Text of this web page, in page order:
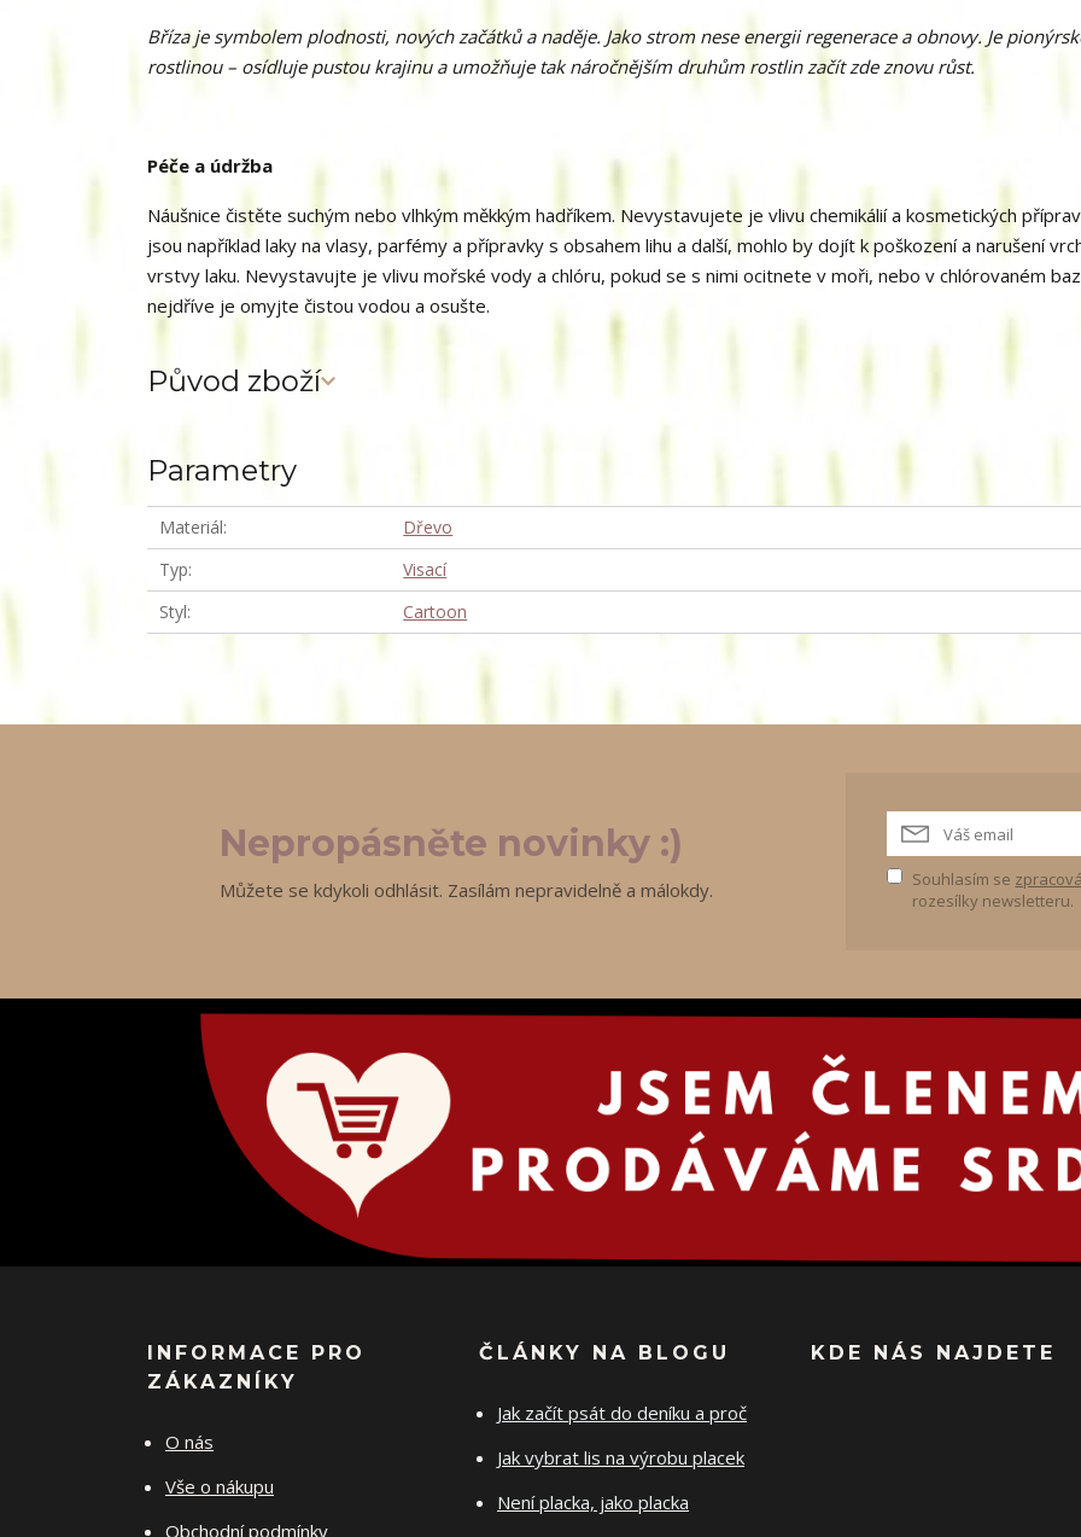
Bříza je symbolem plodnosti, nových začátků a naděje. Jako strom nese energii regenerace a obnovy. Je
rostlinou – osídluje pustou krajinu a umožňuje tak náročnějším druhům rostlin začít zde znovu růst.
Péče a údržba
Náušnice čistěte suchým nebo vlhkým měkkým hadříkem. Nevystavujete je vlivu chemikálií a kosmetických
jsou například laky na vlasy, parfémy a přípravky s obsahem lihu a další, mohlo by dojít k poškození a narušení
vrstvy laku. Nevystavujte je vlivu mořské vody a chlóru, pokud se s nimi ocitnete v moři, nebo v chlórovaném
nejdříve je omyjte čistou vodou a osušte.
Původ zboží
Parametry
Materiál
Dřevo
Typ
Visací
Styl
Cartoon
Nepropásněte novinky :)
Můžete se kdykoli odhlásit. Zasílám nepravidelně a málokdy. Souhlasím se
rozesílky newsletteru.
INFORMACE PRO
ZÁKAZNÍKY
O nás
Vše o nákupu
Obchodní podmínky
ČLÁNKY NA BLOGU
Jak začít psát do deníku a proč
Jak vybrat lis na výrobu placek
Není placka, jako placka
KDE NÁS NAJDETE